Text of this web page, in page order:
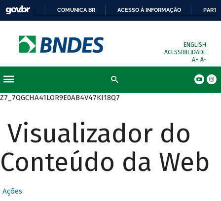
COMUNICA BR ACESSO À INFORMAÇÃO
ENGLISH
ACESSIBILIDADE
A+ A-
Z7_7QGCHA41LOR9E0AB4V47KI18Q7
Visualizador do
Conteúdo da Web
Ações